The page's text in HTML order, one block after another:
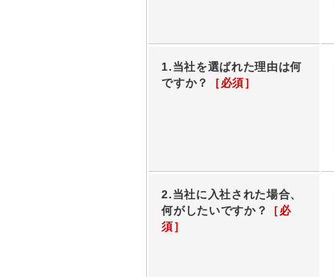
1.当社を選ばれた理由は何
ですか？
2.当社に入社された場合、
何がしたいですか？